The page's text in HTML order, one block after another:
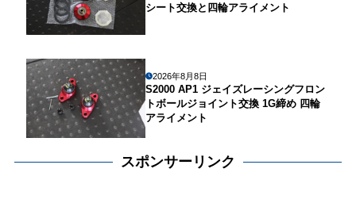
シート交換と四輪アライメント
2026年8月8日
S2000 AP1 ジェイズレーシングフロン
トボールジョイント交換 1G締め 四輪
アライメント
スポンサーリンク